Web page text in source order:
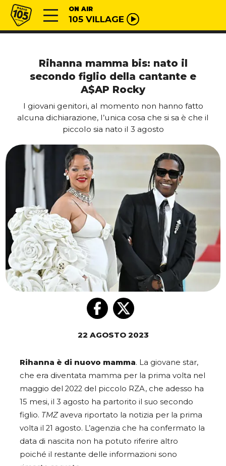
Vai al contenuto
Radio 105 ON AIR
105 VILLAGE
Rihanna mamma bis: nato il
secondo figlio della cantante e
A$AP Rocky
I giovani genitori, al momento non hanno fatto
alcuna dichiarazione, l’unica cosa che si sa è che il
piccolo sia nato il 3 agosto
22 AGOSTO 2023
Rihanna è di nuovo mamma. La giovane star,
che era diventata mamma per la prima volta nel
maggio del 2022 del piccolo RZA, che adesso ha
15 mesi, il 3 agosto ha partorito il suo secondo
figlio. TMZ aveva riportato la notizia per la prima
volta il 21 agosto. L’agenzia che ha confermato la
data di nascita non ha potuto riferire altro
poiché il restante delle informazioni sono